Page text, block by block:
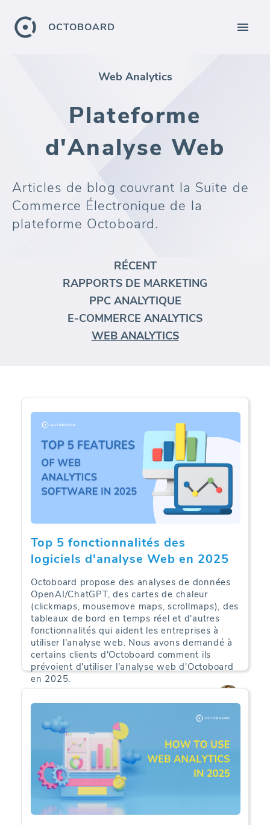
OCTOBOARD
Web Analytics
Plateforme
d'Analyse Web
Articles de blog couvrant la Suite de
Commerce Électronique de la
plateforme Octoboard.
RÉCENT
RAPPORTS DE MARKETING
PPC ANALYTIQUE
E-COMMERCE ANALYTICS
WEB ANALYTICS
Top 5 fonctionnalités des
logiciels d'analyse Web en 2025
Octoboard propose des analyses de données
OpenAI/ChatGPT, des cartes de chaleur
(clickmaps, mousemove maps, scrollmaps), des
tableaux de bord en temps réel et d'autres
fonctionnalités qui aident les entreprises à
utiliser l'analyse web. Nous avons demandé à
certains clients d'Octoboard comment ils
prévoient d'utiliser l'analyse web d'Octoboard
en 2025.